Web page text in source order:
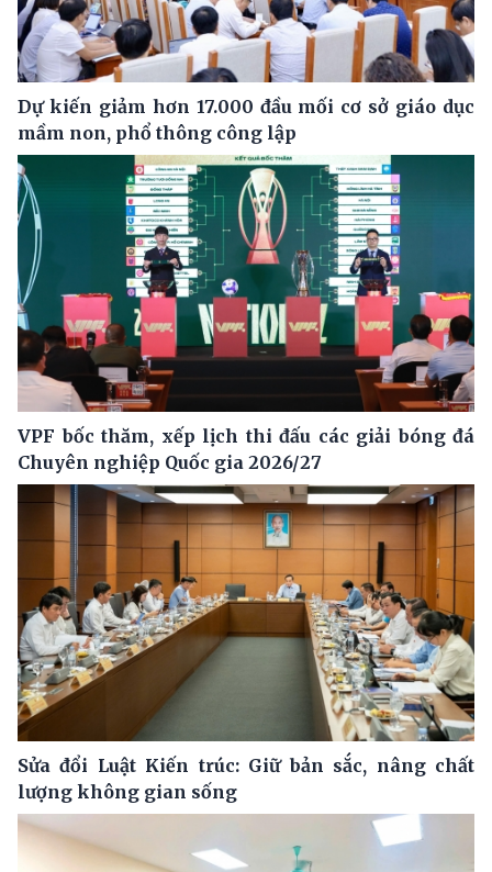
Dự kiến giảm hơn 17.000 đầu mối cơ sở giáo dục
mầm non, phổ thông công lập
VPF bốc thăm, xếp lịch thi đấu các giải bóng đá
Chuyên nghiệp Quốc gia 2026/27
Sửa đổi Luật Kiến trúc: Giữ bản sắc, nâng chất
lượng không gian sống